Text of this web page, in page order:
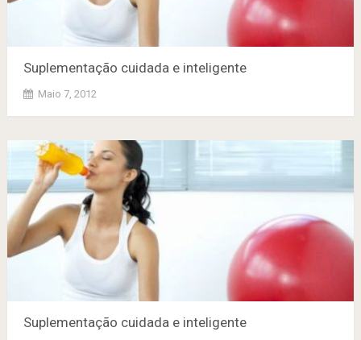
Suplementação cuidada e inteligente
Maio 7, 2012
Suplementação cuidada e inteligente